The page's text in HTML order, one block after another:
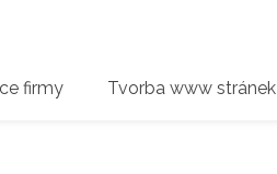
firmy Tvorba www stránek